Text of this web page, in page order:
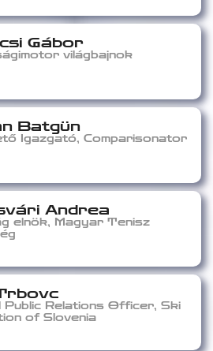
Gábor
világbajnok
Batgün
Igazgató, Comparisonator
Andrea
elnök, Magyar Tenisz
Public Relations Officer, Ski
of Slovenia